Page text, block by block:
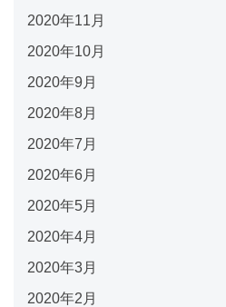
2020年11月
2020年10月
2020年9月
2020年8月
2020年7月
2020年6月
2020年5月
2020年4月
2020年3月
2020年2月